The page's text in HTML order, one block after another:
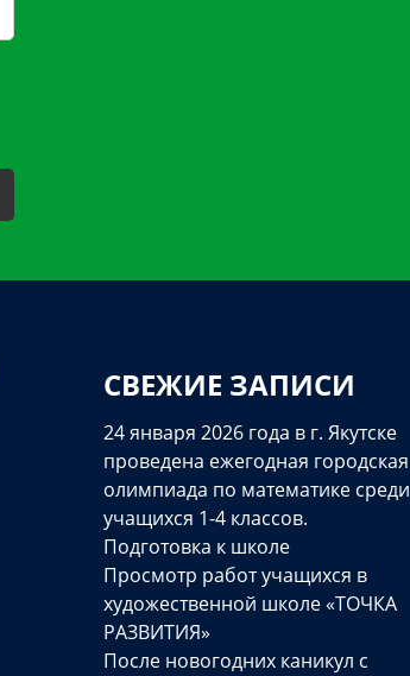
СВЕЖИЕ ЗАПИСИ
24 января 2026 года в г. Якутске
проведена ежегодная городская
олимпиада по математике среди
учащихся 1-4 классов.
Подготовка к школе
Просмотр работ учащихся в
художественной школе «ТОЧКА
РАЗВИТИЯ»
После новогодних каникул с